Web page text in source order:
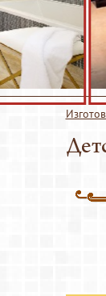
Кабинет
Конференц-залы
Матрацы
Подоконники